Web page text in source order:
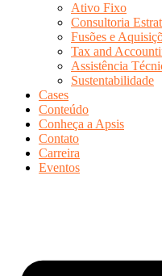
Ativo Fixo
Consultoria
Fusões e
Tax and
Assistência
Sustentabilidade
Cases
Conteúdo
Conheça a Apsis
Contato
Carreira
Eventos